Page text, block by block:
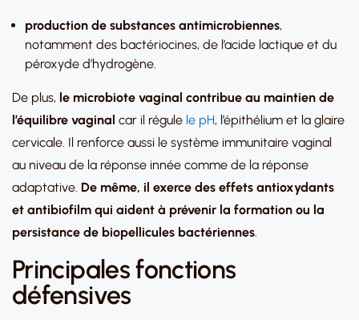
production de substances antimicrobiennes,
notamment des bactériocines, de l’acide lactique et du
péroxyde d’hydrogène.
De plus, le microbiote vaginal contribue au maintien de
l’équilibre vaginal car il régule le pH, l’épithélium et la glaire
cervicale. Il renforce aussi le système immunitaire vaginal
au niveau de la réponse innée comme de la réponse
adaptative. De même, il exerce des effets antioxydants
et antibiofilm qui aident à prévenir la formation ou la
persistance de biopellicules bactériennes.
Principales fonctions
défensives